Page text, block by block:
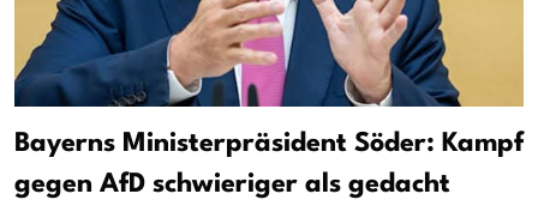
Bayerns Ministerpräsident Söder: Kampf
gegen AfD schwieriger als gedacht